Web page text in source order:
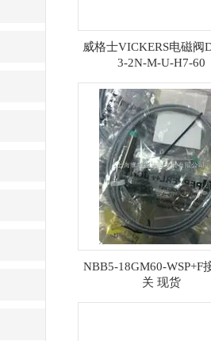
威格士VICKERS电磁阀
3-2N-M-U-H7-60
NBB5-18GM60-WSP+F
关 现货